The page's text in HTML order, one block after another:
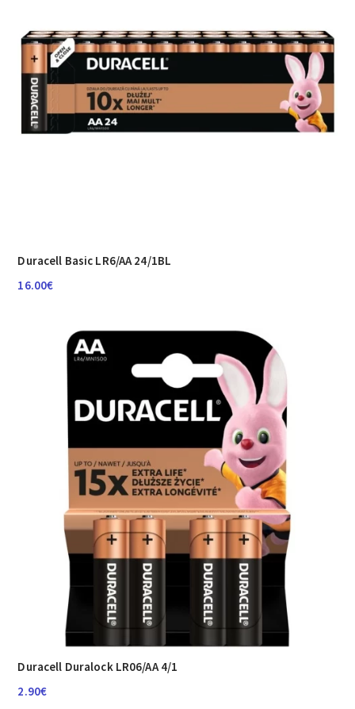
Duracell Basic LR6/AA 24/1BL
16.00€
Duracell Duralock LR06/AA 4/1
2.90€